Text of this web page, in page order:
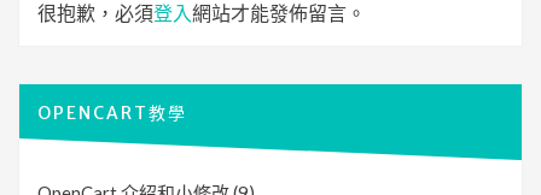
很抱歉，必須登入網站才能發佈留言。
OPENCART教學